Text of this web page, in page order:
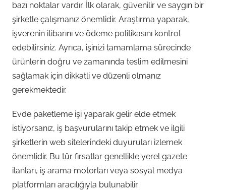
bazı noktalar vardır. İlk olarak, güvenilir ve saygın bir
şirketle çalışmanız önemlidir. Araştırma yaparak,
işverenin itibarını ve ödeme politikasını kontrol
edebilirsiniz. Ayrıca, işinizi tamamlama sürecinde
ürünlerin doğru ve zamanında teslim edilmesini
sağlamak için dikkatli ve düzenli olmanız
gerekmektedir.
Evde paketleme işi yaparak gelir elde etmek
istiyorsanız, iş başvurularını takip etmek ve ilgili
şirketlerin web sitelerindeki duyuruları izlemek
önemlidir. Bu tür fırsatlar genellikle yerel gazete
ilanları, iş arama motorları veya sosyal medya
platformları aracılığıyla bulunabilir.